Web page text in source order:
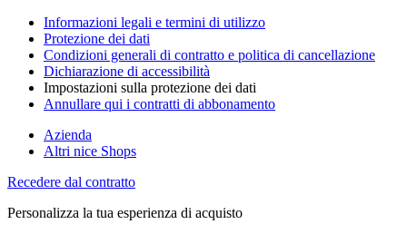
Informazioni legali e termini di utilizzo
Protezione dei dati
Condizioni generali di contratto e politica di cancellazione
Dichiarazione di accessibilità
Impostazioni sulla protezione dei dati
Annullare qui i contratti di abbonamento
Azienda
Altri nice Shops
Recedere dal contratto
Personalizza la tua esperienza di acquisto